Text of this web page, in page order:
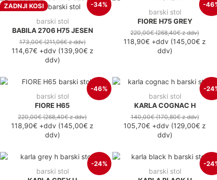
ZADNJI KOSI -34%
barski stol
BABILA 2706 H75 JESEN
173,00€(211,06€z ddv)
114,67€+ddv(139,90€z
ddv)
-
barski stol
FIORE H75 GREY
220,00€(268,40€z ddv)
118,90€ +ddv (145,00€ z
ddv)
-46%
barski stol
FIORE H65
220,00€(268,40€z ddv)
118,90€ +ddv (145,00€ z
ddv)
-
barski stol
KARLA COGNAC H
140,00€(170,80€z ddv)
105,70€ +ddv (129,00€ z
ddv)
-24%
barski stol
-
barski stol